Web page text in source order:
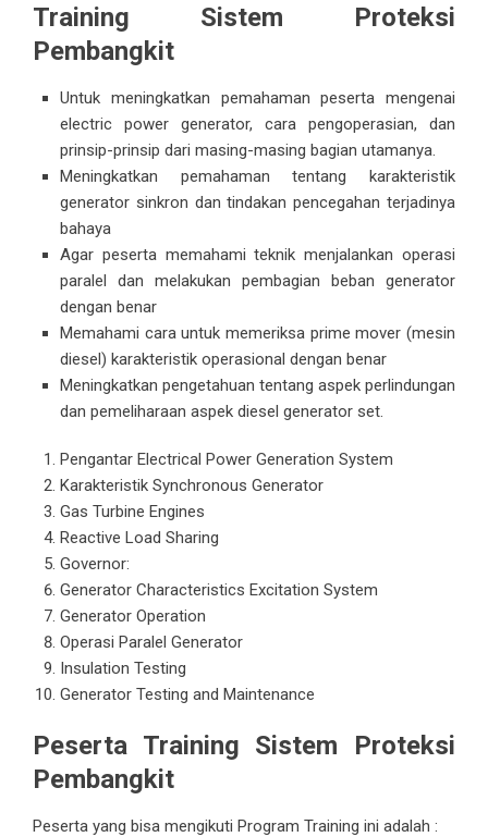
Training Sistem Proteksi
Pembangkit
Untuk meningkatkan pemahaman peserta mengenai
electric power generator, cara pengoperasian, dan
prinsip-prinsip dari masing-masing bagian utamanya.
Meningkatkan pemahaman tentang karakteristik
generator sinkron dan tindakan pencegahan terjadinya
bahaya
Agar peserta memahami teknik menjalankan operasi
paralel dan melakukan pembagian beban generator
dengan benar
Memahami cara untuk memeriksa prime mover (mesin
diesel) karakteristik operasional dengan benar
Meningkatkan pengetahuan tentang aspek perlindungan
dan pemeliharaan aspek diesel generator set.
Pengantar Electrical Power Generation System
Karakteristik Synchronous Generator
Gas Turbine Engines
Reactive Load Sharing
Governor:
Generator Characteristics Excitation System
Generator Operation
Operasi Paralel Generator
Insulation Testing
Generator Testing and Maintenance
Peserta Training Sistem Proteksi
Pembangkit
Peserta yang bisa mengikuti Program Training ini adalah :